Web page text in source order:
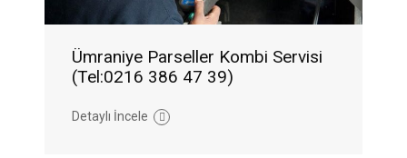
Ümraniye Parseller Kombi Servisi
(Tel:0216 386 47 39)
Detaylı İncele